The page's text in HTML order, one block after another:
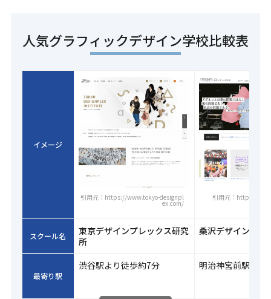
人気グラフィックデザイン学校比較表
イメージ
引用元：https://www.tokyo-designpl
ex.com/
引用元：https://
スクール名
東京デザインプレックス研究
所
桑沢デザイン研究
最寄り駅
渋谷駅より徒歩約7分 明治神宮前駅より